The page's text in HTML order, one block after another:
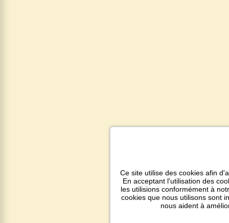
Ce site utilise des cookies afin
En acceptant l'utilisation des
les utilisions conformément à
cookies que nous utilisons sont
nous aident à